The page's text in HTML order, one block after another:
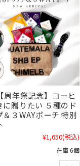
周年祭記念】コーヒ
に贈りたい ５種のド
＆３WAYポーチ 特別
¥1,650(税込)
在庫 6個